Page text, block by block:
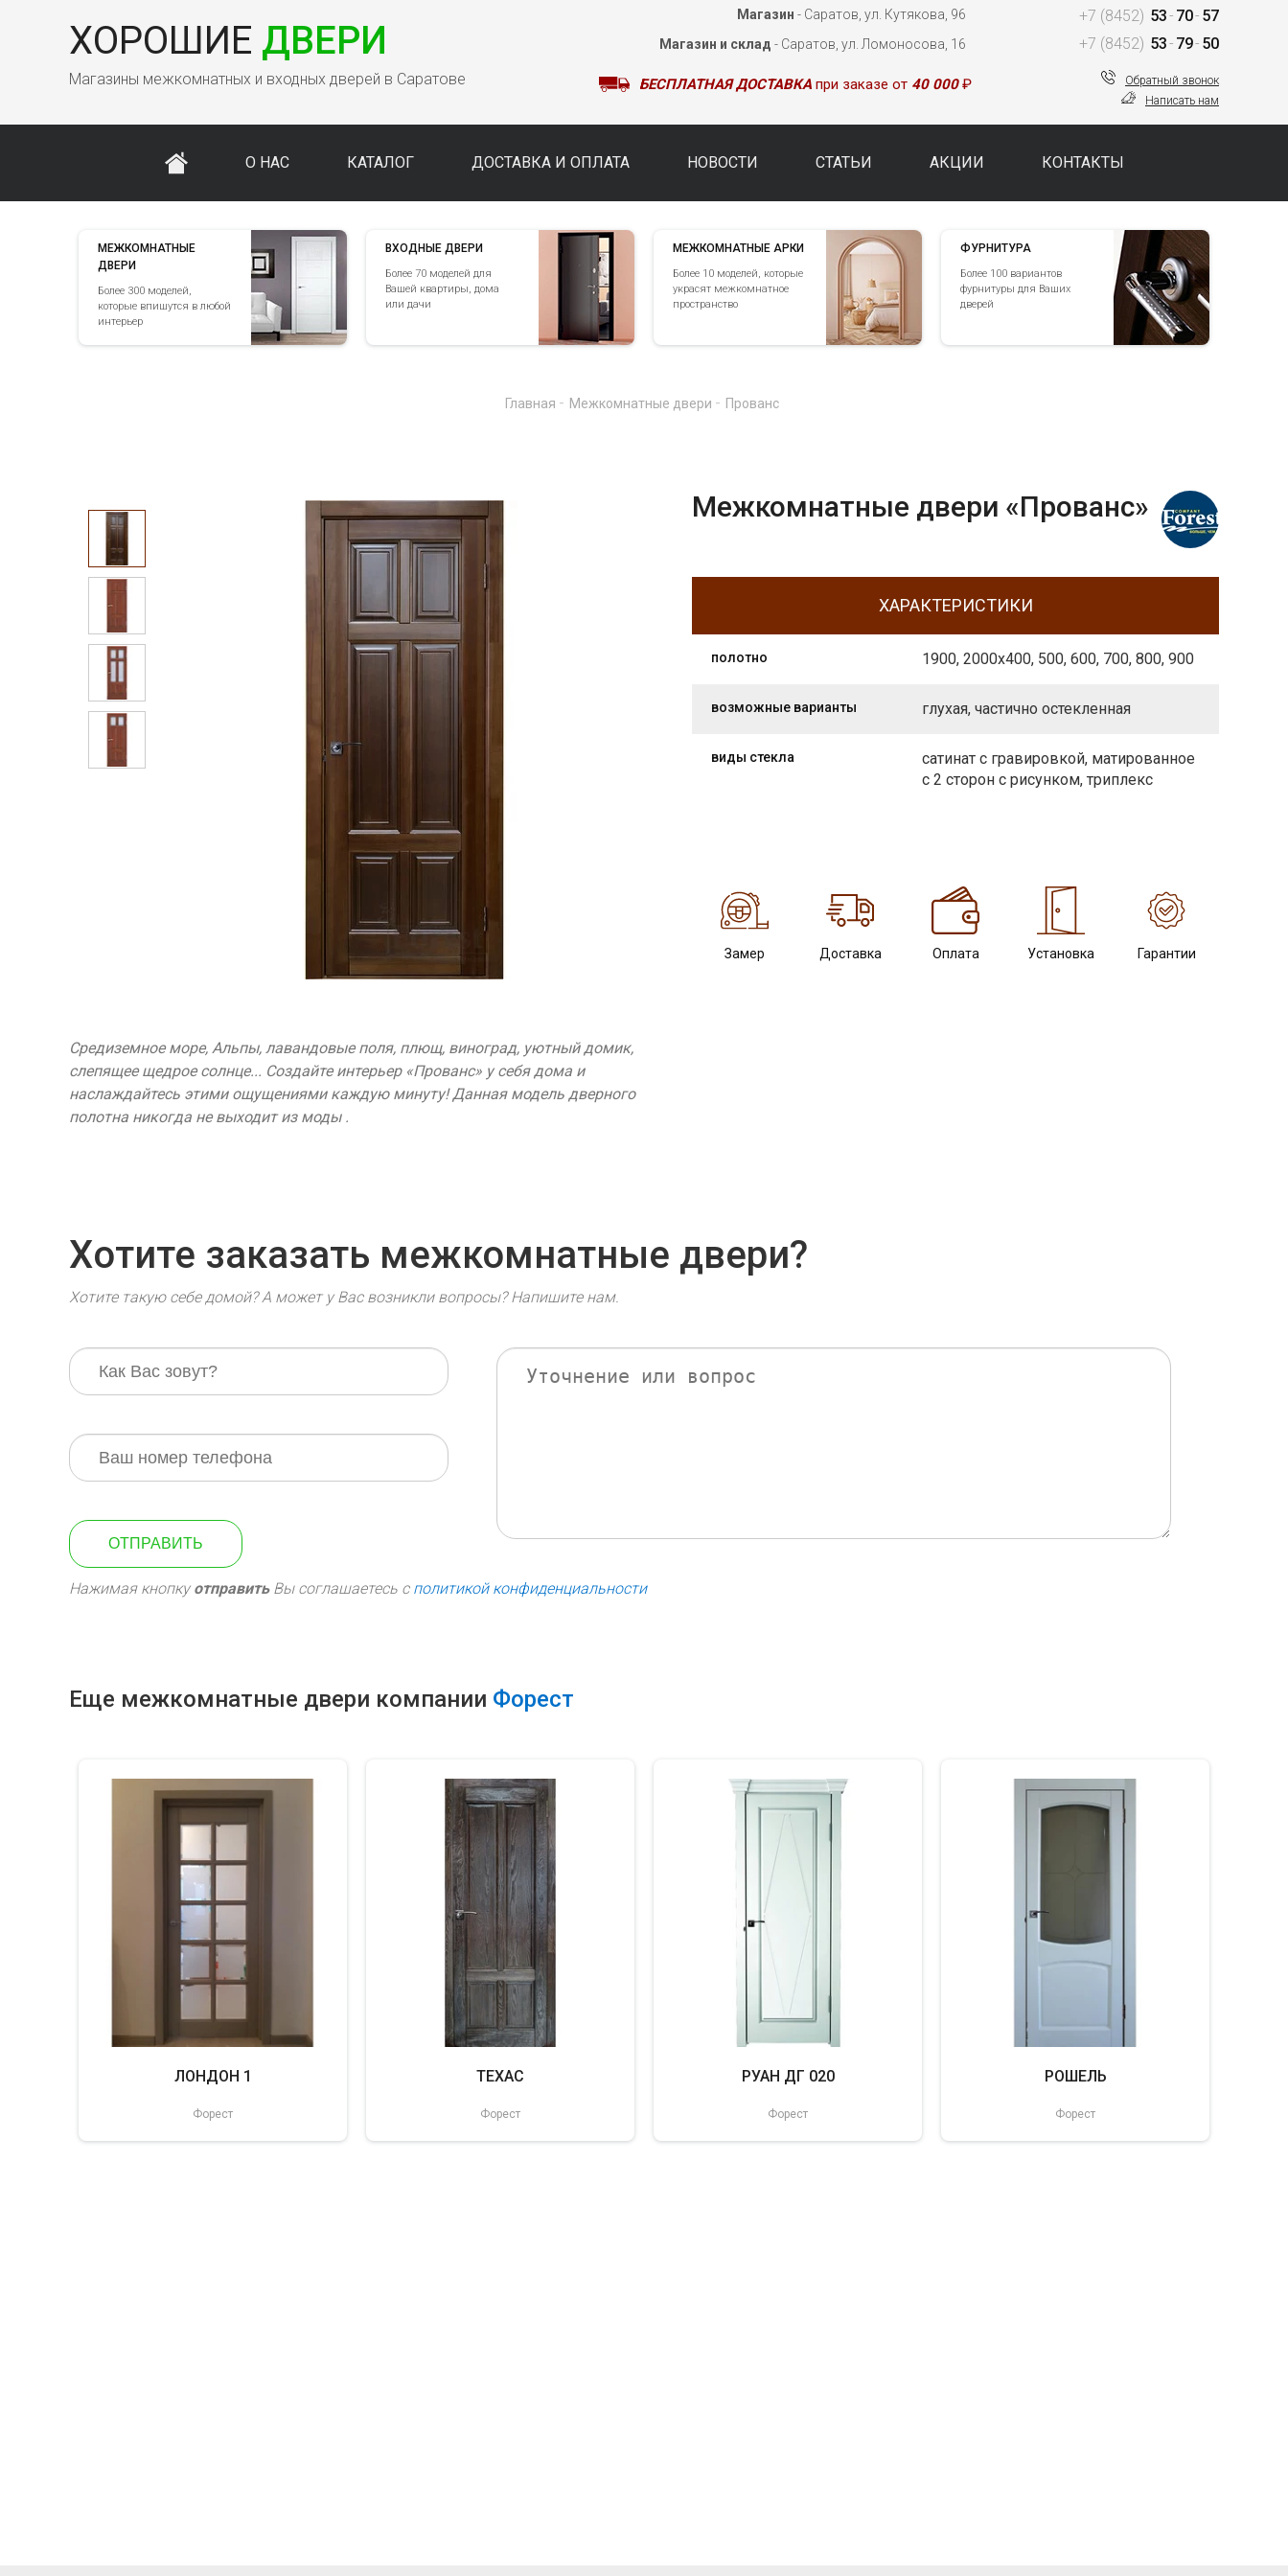
ХОРОШИЕ ДВЕРИ
Магазины межкомнатных и входных дверей в Саратове
+7 (8452) 53- 70- 57
+7 (8452) 53- 79- 50
Обратный звонок
Написать нам
Магазин - Саратов, ул. Кутякова, 96
Магазин и склад - Саратов, ул. Ломоносова, 16
БЕСПЛАТНАЯ ДОСТАВКА при заказе от 40 000₽
О НАС КАТАЛОГ ДОСТАВКА И ОПЛАТА НОВОСТИ СТАТЬИ АКЦИИ КОНТАКТЫ
МЕЖКОМНАТНЫЕ
ДВЕРИ
Более 300 моделей,
которые впишутся в любой
интерьер
ВХОДНЫЕ ДВЕРИ
Более 70 моделей для
Вашей квартиры, дома
или дачи
МЕЖКОМНАТНЫЕ АРКИ
Более 10 моделей, которые
украсят межкомнатное
пространство
ФУРНИТУРА
Более 100 вариантов
фурнитуры для Ваших
дверей
Главная - Межкомнатные двери - Прованс
Средиземное море, Альпы, лавандовые поля, плющ, виноград, уютный домик,
слепящее щедрое солнце... Создайте интерьер «Прованс» у себя дома и
наслаждайтесь этими ощущениями каждую минуту! Данная модель дверного
полотна никогда не выходит из моды .
Межкомнатные двери «Прованс»
ХАРАКТЕРИСТИКИ
полотно 1900, 2000х400, 500, 600, 700, 800, 900
возможные варианты глухая, частично остекленная
виды стекла
сатинат с гравировкой, матированное
с 2 сторон с рисунком, триплекс
Замер Доставка Оплата Установка Гарантии
Хотите заказать межкомнатные двери?
Хотите такую себе домой? А может у Вас возникли вопросы? Напишите нам.
ОТПРАВИТЬ
Нажимая кнопку отправитьВы соглашаетесь с политикой конфиденциальности
Еще межкомнатные двери компании Форест
ЛОНДОН 1
Форест
ТЕХАС
Форест
РУАН ДГ 020
Форест
РОШЕЛЬ
Форест